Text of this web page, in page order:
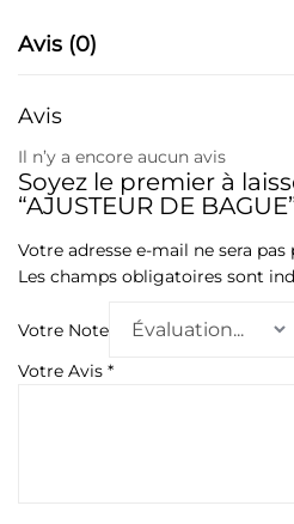
Avis (0)
Avis
Il n’y a encore aucun avis
Soyez le premier à
“AJUSTEUR DE
Votre adresse e-mail ne sera pas
Les champs obligatoires sont
Votre Note
Votre Avis *